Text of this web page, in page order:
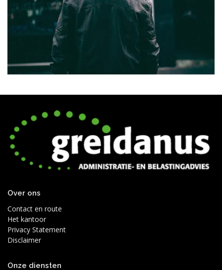
Over ons
Contact en route
Het kantoor
Privacy Statement
Disclaimer
Onze diensten